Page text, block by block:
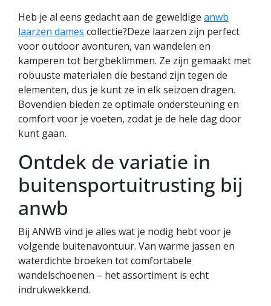
Heb je al eens gedacht aan de geweldige anwb
laarzen dames collectie?Deze laarzen zijn perfect
voor outdoor avonturen, van wandelen en
kamperen tot bergbeklimmen. Ze zijn gemaakt met
robuuste materialen die bestand zijn tegen de
elementen, dus je kunt ze in elk seizoen dragen.
Bovendien bieden ze optimale ondersteuning en
comfort voor je voeten, zodat je de hele dag door
kunt gaan.
Ontdek de variatie in
buitensportuitrusting bij
anwb
Bij ANWB vind je alles wat je nodig hebt voor je
volgende buitenavontuur. Van warme jassen en
waterdichte broeken tot comfortabele
wandelschoenen – het assortiment is echt
indrukwekkend.